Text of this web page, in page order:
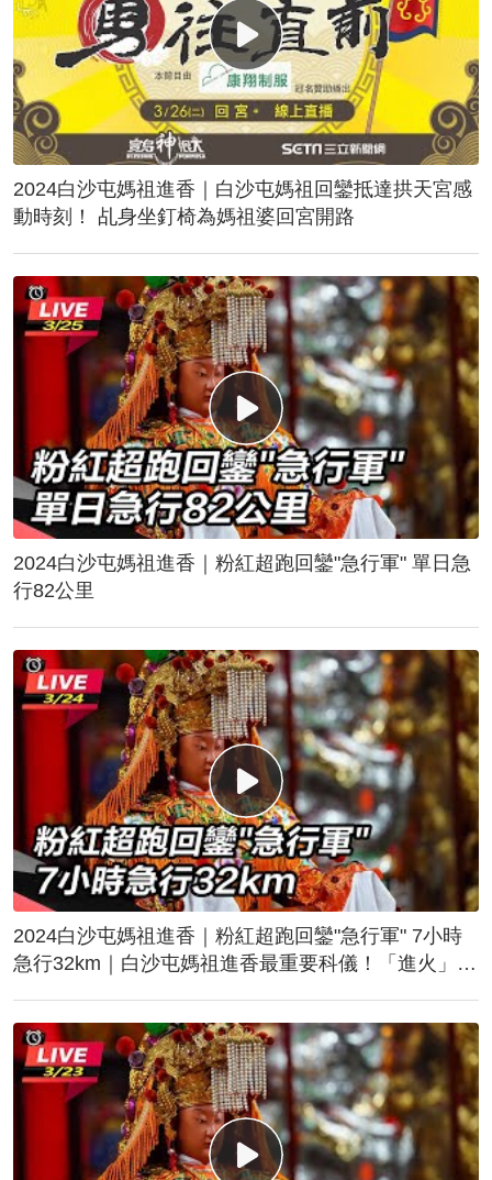
2024白沙屯媽祖進香｜白沙屯媽祖回鑾抵達拱天宮感
動時刻！ 乩身坐釘椅為媽祖婆回宮開路
2024白沙屯媽祖進香｜粉紅超跑回鑾"急行軍" 單日急
行82公里
2024白沙屯媽祖進香｜粉紅超跑回鑾"急行軍" 7小時
急行32km｜白沙屯媽祖進香最重要科儀！「進火」儀